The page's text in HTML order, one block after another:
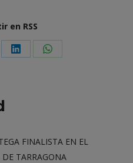
en RSS
Share Share
FINALISTA EN EL
DE TARRAGONA